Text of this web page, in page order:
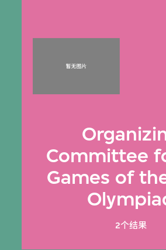
Committee
Games of
2个结果